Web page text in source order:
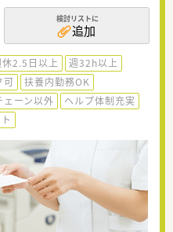
検討リストに
追加
休2.5日以上
週32h以上
可
扶養内勤務OK
ェーン以外
ヘルプ体制充実